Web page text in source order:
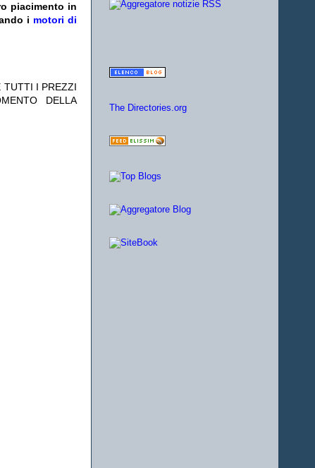
piacimento in
i motori di
TUTTI I PREZZI
DELLA
The Directories.org